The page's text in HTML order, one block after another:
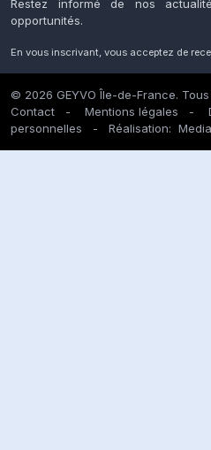
Restez informé de nos
opportunités.
En vous inscrivant, vous acceptez de
© 2026 GEYVO Île-de-France.
Contact - Mentions légales -
personnelles - Réalisation: